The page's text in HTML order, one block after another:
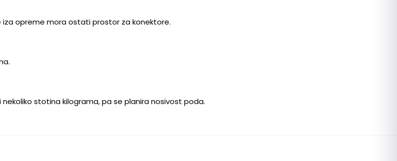
iza opreme mora ostati prostor za konektore.
stotina kilograma, pa se planira nosivost poda.